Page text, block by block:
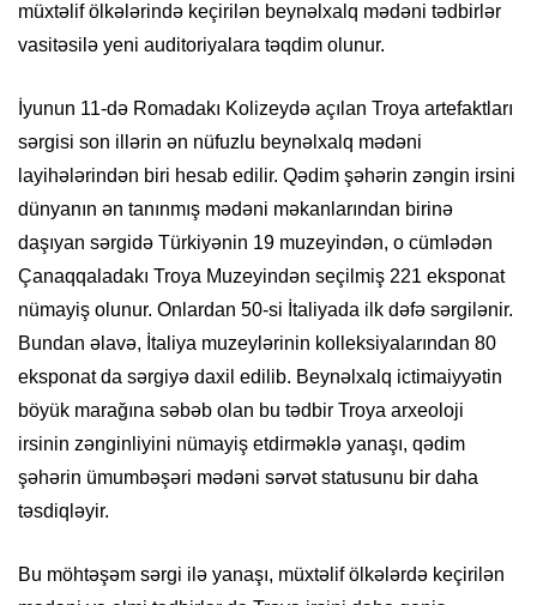
müxtəlif ölkələrində keçirilən beynəlxalq mədəni tədbirlər
vasitəsilə yeni auditoriyalara təqdim olunur.
İyunun 11-də Romadakı Kolizeydə açılan Troya artefaktları
sərgisi son illərin ən nüfuzlu beynəlxalq mədəni
layihələrindən biri hesab edilir. Qədim şəhərin zəngin irsini
dünyanın ən tanınmış mədəni məkanlarından birinə
daşıyan sərgidə Türkiyənin 19 muzeyindən, o cümlədən
Çanaqqaladakı Troya Muzeyindən seçilmiş 221 eksponat
nümayiş olunur. Onlardan 50-si İtaliyada ilk dəfə sərgilənir.
Bundan əlavə, İtaliya muzeylərinin kolleksiyalarından 80
eksponat da sərgiyə daxil edilib. Beynəlxalq ictimaiyyətin
böyük marağına səbəb olan bu tədbir Troya arxeoloji
irsinin zənginliyini nümayiş etdirməklə yanaşı, qədim
şəhərin ümumbəşəri mədəni sərvət statusunu bir daha
təsdiqləyir.
Bu möhtəşəm sərgi ilə yanaşı, müxtəlif ölkələrdə keçirilən